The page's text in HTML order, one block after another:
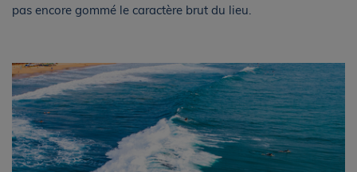
pas encore gommé le caractère brut du lieu.